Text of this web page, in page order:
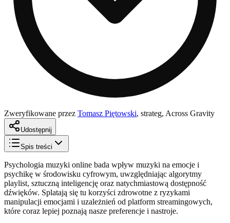
Zweryfikowane przez Tomasz Piętowski, strateg, Across Gravity
Udostępnij
Spis treści
Psychologia muzyki online bada wpływ muzyki na emocje i
psychikę w środowisku cyfrowym, uwzględniając algorytmy
playlist, sztuczną inteligencję oraz natychmiastową dostępność
dźwięków. Splatają się tu korzyści zdrowotne z ryzykami
manipulacji emocjami i uzależnień od platform streamingowych,
które coraz lepiej poznają nasze preferencje i nastroje.